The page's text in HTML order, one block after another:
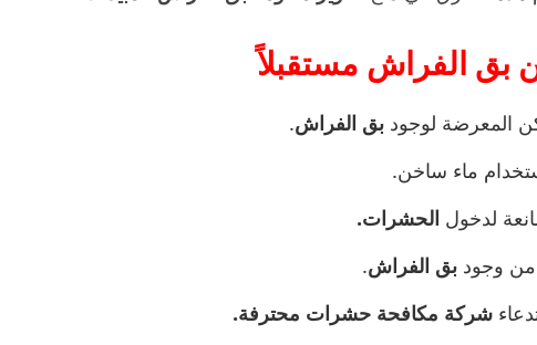
بق الفراش مستقبلاً
المعرضة لوجود بق الفراش.
ماء ساخن.
لدخول الحشرات.
من وجود بق الفراش.
شركة مكافحة حشرات محترفة.